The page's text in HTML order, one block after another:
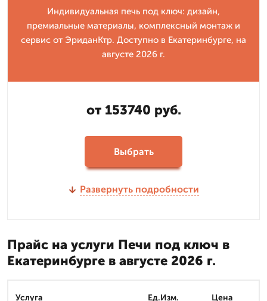
Индивидуальная печь под ключ: дизайн,
премиальные материалы, комплексный монтаж и
сервис от ЭриданКтр. Доступно в Екатеринбурге, на
августе 2026 г.
от 153740 руб.
Выбрать
Развернуть подробности
Прайс на услуги Печи под ключ в
Екатеринбурге в августе 2026 г.
Услуга Ед.Изм. Цена